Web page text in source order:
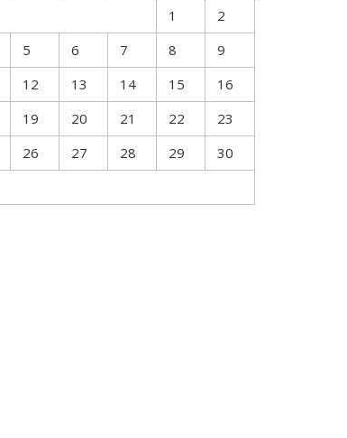
1
2
5 6 7 8
9
12 13 14 15
16
19 20 21 22
23
26 27 28 29
30